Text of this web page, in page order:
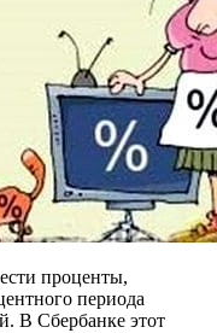
проценты,
периода
В Сбербанке этот